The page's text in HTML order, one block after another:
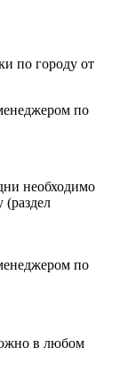
по городу от
по
необходимо
(раздел
по
в любом